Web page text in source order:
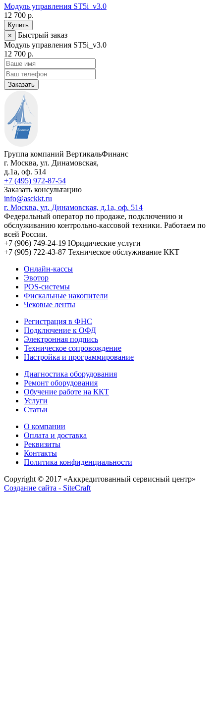
Модуль управления ST5i_v3.0
12 700 р.
Купить
×
Быстрый заказ
Модуль управления ST5i_v3.0
12 700 р.
Заказать
Группа компаний ВертикальФинанс
г. Москва, ул. Динамовская,
д.1а, оф. 514
+7 (495) 972-87-54
Заказать консультацию
info@asckkt.ru
г. Москва, ул. Динамовская, д.1а, оф. 514
Федеральный оператор по продаже, подключению и
обслуживанию контрольно-кассовой техники. Работаем по
всей России.
+7 (906) 749-24-19 Юридические услуги
+7 (905) 722-43-87 Техническое обслуживание ККТ
Онлайн-кассы
Эвотор
POS-системы
Фискальные накопители
Чековые ленты
Регистрация в ФНС
Подключение к ОФД
Электронная подпись
Техническое сопровождение
Настройка и программирование
Диагностика оборудования
Ремонт оборудования
Обучение работе на ККТ
Услуги
Статьи
О компании
Оплата и доставка
Реквизиты
Контакты
Политика конфиденциальности
Copyright © 2017 «Аккредитованный сервисный центр»
Создание сайта - SiteCraft